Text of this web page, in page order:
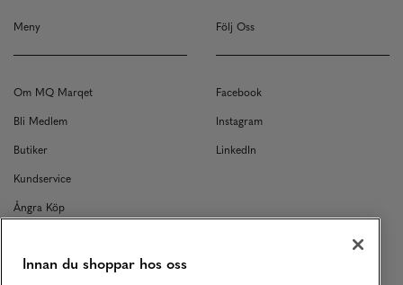
Meny
Om MQ Marqet
Bli Medlem
Butiker
Kundservice
Ångra Köp
Returer
Följ Oss
Facebook
Instagram
LinkedIn
Innan du shoppar hos oss